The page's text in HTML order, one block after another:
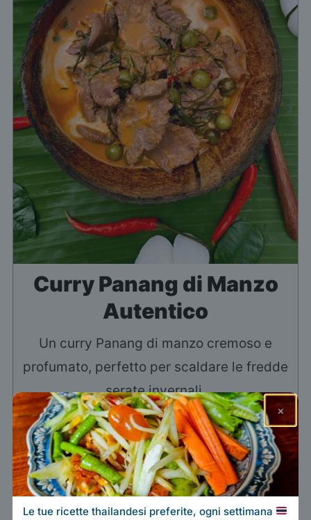
Curry Panang di Manzo
Autentico
Un curry Panang di manzo cremoso e
profumato, perfetto per scaldare le fredde
serate invernali.
Stampa ricetta
Salva su Pinterest
Aggiungi alla mia lista
×
Le tue ricette thailandesi preferite, ogni settimana